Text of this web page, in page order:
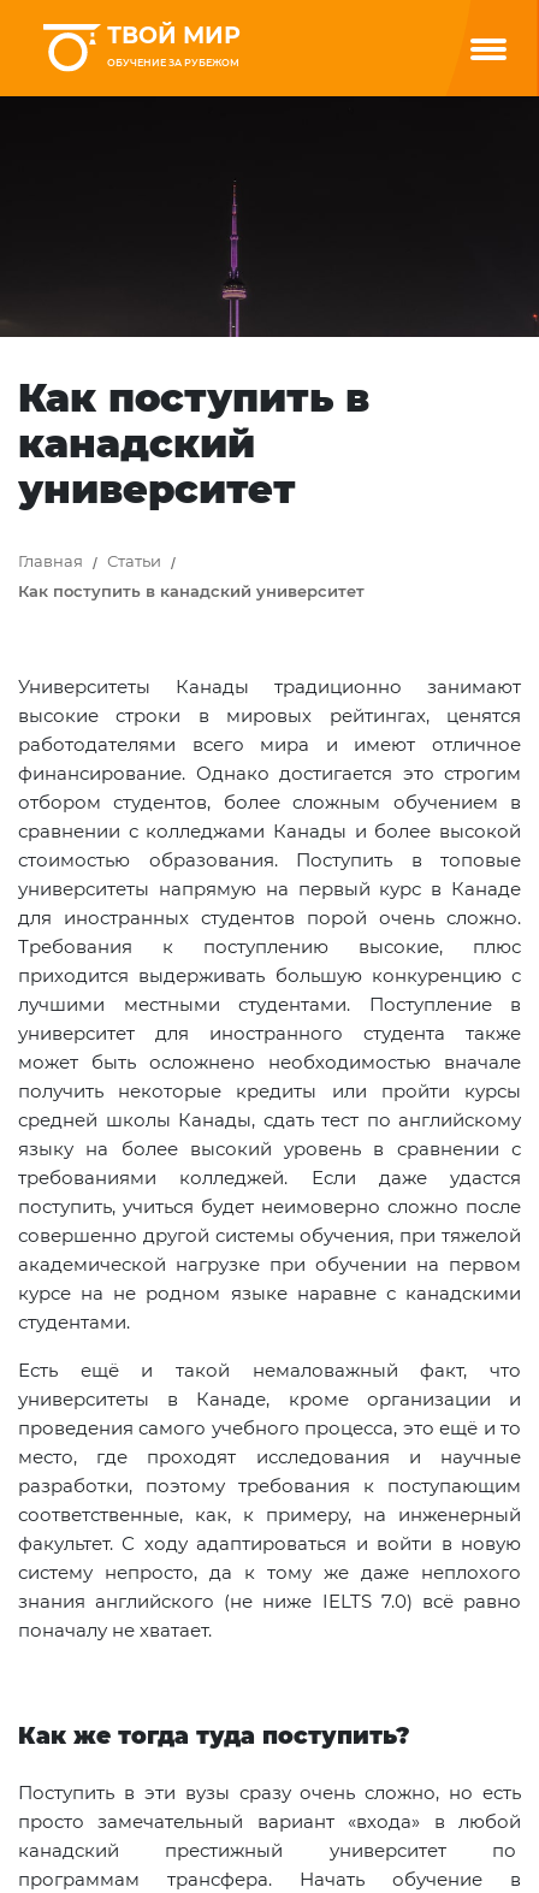
ТВОЙ МИР
ОБУЧЕНИЕ ЗА РУБЕЖОМ
Как поступить в
канадский
университет
Главная
Статьи
Как поступить в канадский университет
Университеты Канады традиционно занимают
высокие строки в мировых рейтингах, ценятся
работодателями всего мира и имеют отличное
финансирование. Однако достигается это строгим
отбором студентов, более сложным обучением в
сравнении с колледжами Канады и более высокой
стоимостью образования. Поступить в топовые
университеты напрямую на первый курс в Канаде
для иностранных студентов порой очень сложно.
Требования к поступлению высокие, плюс
приходится выдерживать большую конкуренцию с
лучшими местными студентами. Поступление в
университет для иностранного студента также
может быть осложнено необходимостью вначале
получить некоторые кредиты или пройти курсы
средней школы Канады, сдать тест по английскому
языку на более высокий уровень в сравнении с
требованиями колледжей. Если даже удастся
поступить, учиться будет неимоверно сложно после
совершенно другой системы обучения, при тяжелой
академической нагрузке при обучении на первом
курсе на не родном языке наравне с канадскими
студентами.
Есть ещё и такой немаловажный факт, что
университеты в Канаде, кроме организации и
проведения самого учебного процесса, это ещё и то
место, где проходят исследования и научные
разработки, поэтому требования к поступающим
соответственные, как, к примеру, на инженерный
факультет. С ходу адаптироваться и войти в новую
систему непросто, да к тому же даже неплохого
знания английского (не ниже IELTS 7.0) всё равно
поначалу не хватает.
Как же тогда туда поступить?
Поступить в эти вузы сразу очень сложно, но есть
просто замечательный вариант «входа» в любой
канадский престижный университет по
программам трансфера. Начать обучение в